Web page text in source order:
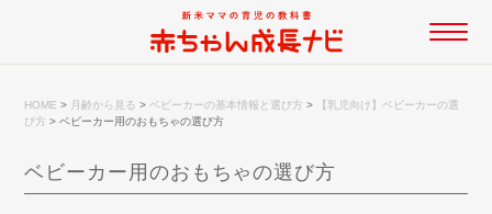
HOME > 月齢から見る >ベビーカーの基本情報と選び方 >
【乳児向け】ベビーカーの選
び方 >ベビーカー用のおもちゃの選び方
ベビーカー用のおもちゃの選び方